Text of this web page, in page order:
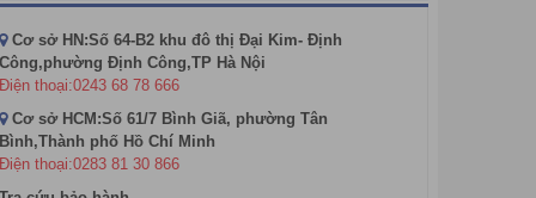
các chất gây dị ứng
sản phẩm này từ 100 tới 150 ngàn đồng, tùy thuộc
Cơ sở HN:Số 64-B2 khu đô thị Đại Kim- Định
Công,phường Định Công,TP Hà Nội
Điện thoại:0243 68 78 666
Cơ sở HCM:Số 61/7 Bình Giã, phường Tân
Bình,Thành phố Hồ Chí Minh
Điện thoại:0283 81 30 866